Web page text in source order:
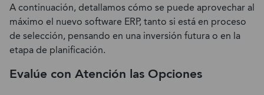
A continuación, detallamos cómo se puede aprovechar al
máximo el nuevo software ERP, tanto si está en proceso
de selección, pensando en una inversión futura o en la
etapa de planificación.
Evalúe con Atención las Opciones